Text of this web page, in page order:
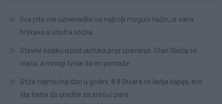
0va pita me uznenadila na najbolji mogući način, iz vana
hrskava a unutra sočna…
Stavite kašiku ispod jastuka prije spavanja: Stari 0bičaj se
vraća, a mnogi tvrde da im pomaže
Stiže najmoćniji dan u godini: 8.8 0tvara se lavlja kapija, evo
šta treba da uradite za sreću i pare